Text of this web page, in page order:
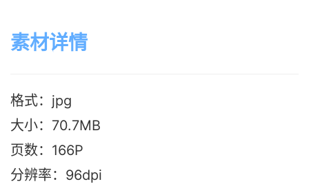
素材详情
格式：jpg
大小：70.7MB
页数：166P
分辨率：96dpi